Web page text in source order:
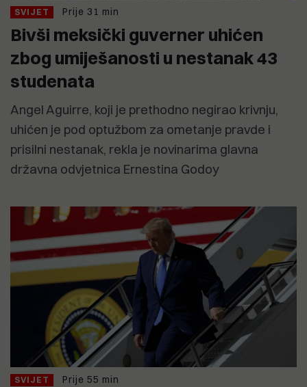
SVIJET Prije 31 min
Bivši meksički guverner uhićen
zbog umiješanosti u nestanak 43
studenata
Angel Aguirre, koji je prethodno negirao krivnju,
uhićen je pod optužbom za ometanje pravde i
prisilni nestanak, rekla je novinarima glavna
državna odvjetnica Ernestina Godoy
SVIJET Prije 55 min